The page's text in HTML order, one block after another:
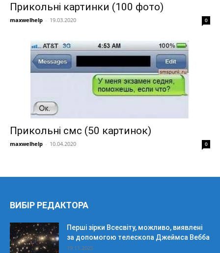
Прикольні картинки (100 фото)
maxwelhelp - 19.03.2020 0
Прикольні смс (50 картинок)
maxwelhelp - 10.04.2020 0
ВИБІР РЕДАКТОРА
Перші зірки Всесвіту, можливо, виявлені
за допомогою телескопа Джеймса Вебба
19.11.2025